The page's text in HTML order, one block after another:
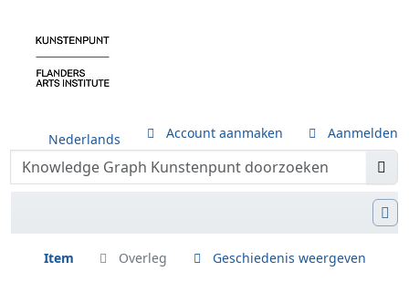
Nederlands Account aanmaken Aanmelden
Item Overleg Geschiedenis weergeven